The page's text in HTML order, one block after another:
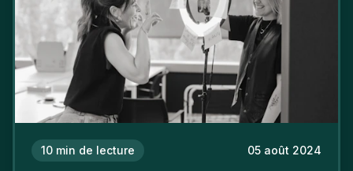
10 min de lecture 05 août 2024